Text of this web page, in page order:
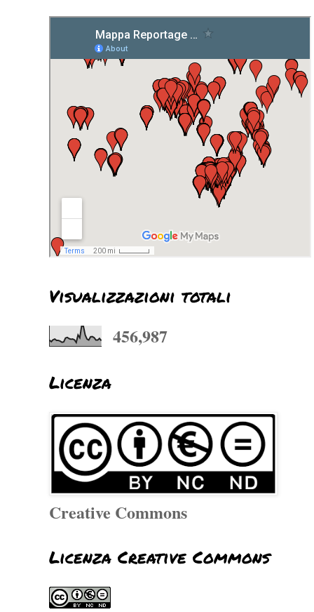
Visualizzazioni totali
456,987
Licenza
Creative Commons
Licenza Creative Commons